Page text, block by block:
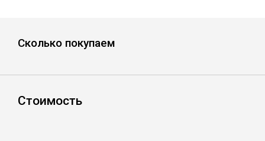
Швеллер
Сколько покупаем
Стоимость